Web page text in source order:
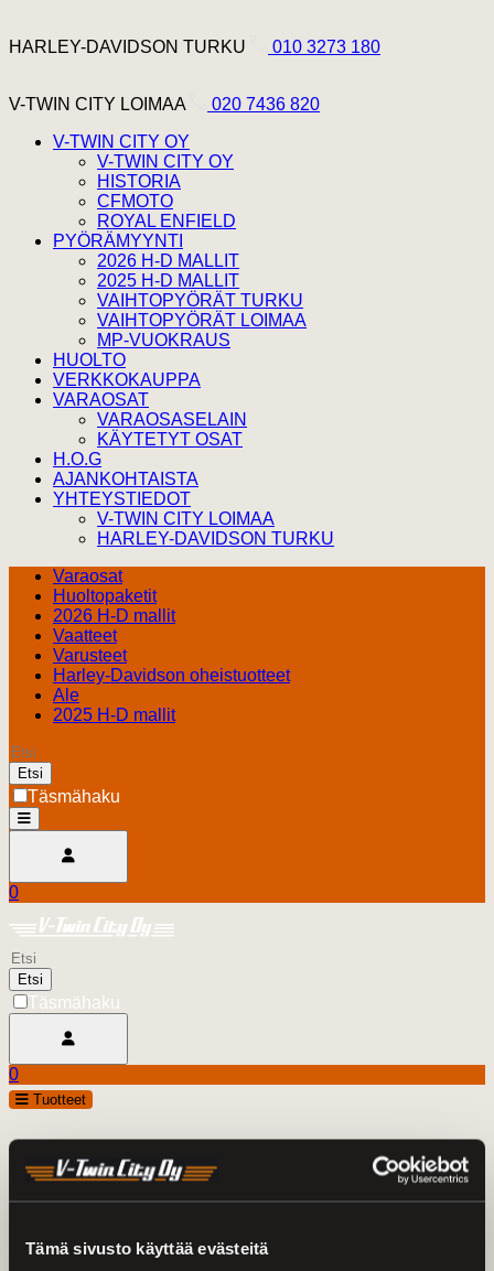
Tämä sivusto käyttää evästeitä
HARLEY-DAVIDSON TURKU
010 3273 180
V-TWIN CITY LOIMAA
020 7436 820
V-TWIN CITY OY
V-TWIN CITY OY
HISTORIA
CFMOTO
ROYAL ENFIELD
PYÖRÄMYYNTI
2026 H-D MALLIT
2025 H-D MALLIT
VAIHTOPYÖRÄT TURKU
VAIHTOPYÖRÄT LOIMAA
MP-VUOKRAUS
HUOLTO
VERKKOKAUPPA
VARAOSAT
VARAOSASELAIN
KÄYTETYT OSAT
H.O.G
AJANKOHTAISTA
YHTEYSTIEDOT
V-TWIN CITY LOIMAA
HARLEY-DAVIDSON TURKU
Varaosat
Huoltopaketit
2026 H-D mallit
Vaatteet
Varusteet
Harley-Davidson oheistuotteet
Ale
2025 H-D mallit
Etsi
Täsmähaku
open
Ostoskori
0.00 €
0
Harley Davidson Turku
Etsi
Täsmähaku
Ostoskori
0.00 €
0
openTuotteet
Ota yhteyttä
* Pakollinen tieto
Sukunimi*